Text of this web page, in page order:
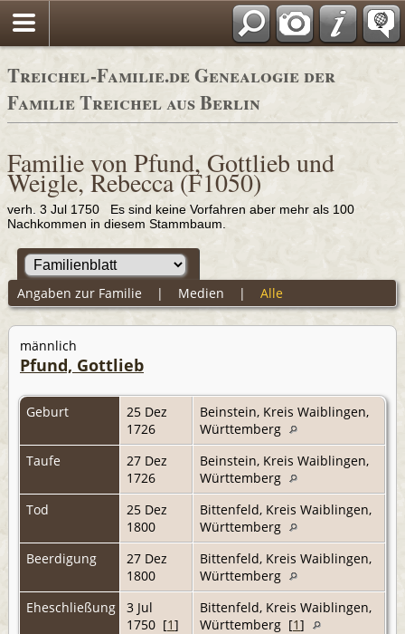
Adressbücher
Treichel-Familie.de Genealogie der
Familie Treichel aus Berlin
Familie von Pfund, Gottlieb und
Weigle, Rebecca (F1050)
verh. 3 Jul 1750 Es sind keine Vorfahren aber mehr als 100
Nachkommen in diesem Stammbaum.
Angaben zur Familie | Medien | Alle
männlich
Pfund, Gottlieb
Geburt
25 Dez
1726
Beinstein, Kreis Waiblingen,
Württemberg
Taufe
27 Dez
1726
Beinstein, Kreis Waiblingen,
Württemberg
Tod
25 Dez
1800
Bittenfeld, Kreis Waiblingen,
Württemberg
Beerdigung
27 Dez
1800
Bittenfeld, Kreis Waiblingen,
Württemberg
Eheschließung
3 Jul
1750 [1]
Bittenfeld, Kreis Waiblingen,
Württemberg [1]